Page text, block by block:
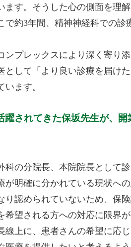
す。そうした心の側面を理
で約3年間、精神神経科での
ンプレックスにより深く寄り
して「より良い診療を届け
ます。
されてきた保坂先生が、開
の分院長、本院院長として
が明確に分かれている現状へ
認められていないため、保
望される方への対応に限界が
線上に、患者さんの希望に応